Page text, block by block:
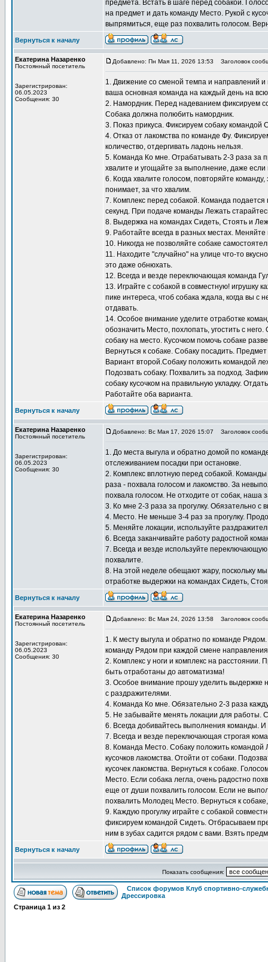
предмета. Встать в шаге перед собакой.
на предмет и дать команду Место. Рукой с
выпрямиться, еще раз похвалить голосом.
Вернуться к началу
Екатерина Назаренко
Постоянный посетитель
Зарегистрирован:
06.05.2023
Сообщения: 30
Добавлено: Пн Мая 11, 2026 13:53 Заголовок
1. Движение со сменой темпа и направлений
ваша основная команда на каждый день на
2. Намордник. Перед надеванием фиксируем
Собака должна полюбить намордник.
3. Показ прикуса. Фиксируем собаку
4. Отказ от лакомства по команде Фу.
количество, отдергивать ладонь нельзя.
5. Команда Ко мне. Отрабатывать 2-3 раза за
хвалите и угощайте за выполнение, даже
6. Когда хвалите голосом, повторяйте
понимает, за что хвалим.
7. Комплекс перед собакой. Команда
секунд. При подаче команды Лежать
8. Выдержка на командах Сидеть, Стоять и
9. Работайте всегда в разных местах. Меняйте
10. Никогда не позволяйте собаке
11. Находите "случайно" на улице что-то
это даже обнюхать.
12. Всегда и везде переключающая команда
13. Играйте с собакой в совместную! игрушку
пике интереса, чтоб собака ждала, когда вы с
отдавать.
14. Особое внимание уделите отработке
обозначить Место, похлопать, угостить с
собаку на место. Кусочком помочь собаке
Вернуться к собаке. Собаку посадить.
Вариант второй.Собаку положить командой
Подозвать собаку. Похвалить за подход.
собаку кусочком на правильную укладку.
Работайте оба варианта.
Вернуться к началу
Екатерина Назаренко
Постоянный посетитель
Зарегистрирован:
06.05.2023
Сообщения: 30
Добавлено: Вс Мая 17, 2026 15:07 Заголовок
1. До места выгула и обратно домой по
отслеживанием посадки при остановке.
2. Комплекс вплотную перед собакой.
раза - похвала голосом и лакомство. За
похвала голосом. Не отходите от собак, наша
3. Ко мне 2-3 раза за прогулку. Обязательно с
4. Место. Не меньше 3-4 раз за прогулку.
5. Меняйте локации, используйте
6. Всегда заканчивайте работу радостной
7. Всегда и везде используйте
похвалите.
8. На этой неделе обещают жару, поскольку
отработке выдержки на командах Сидеть,
Вернуться к началу
Екатерина Назаренко
Постоянный посетитель
Зарегистрирован:
06.05.2023
Сообщения: 30
Добавлено: Вс Мая 24, 2026 13:58 Заголовок
1. К месту выгула и обратно по команде
команду Рядом при каждой смене
2. Комплекс у ноги и комплекс на
быть отработаны до автоматизма!
3. Особое внимание прошу уделить выдержке
с раздражителями.
4. Команда Ко мне. Обязательно 2-3 раза
5. Не забывайте менять локации для работы.
6. Всегда добивайтесь выполнения команды.
7. Всегда и везде переключающая строгая
8. Команда Место. Собаку положить
кусочков лакомства. Отойти от собаки.
кусочек лакомства. Вернуться к собаке.
Место. Если собака легла, очень радостно
еще от души похвалить голосом. Если не
похвалить Молодец Место. Вернуться к
9. Каждую прогулку играйте с собакой
фиксируем командой Сидеть. Отбрасываем
ним в зубах садится рядом с вами. Взять
Вернуться к началу
Показать сообщения:
Список форумов Клуб спортивно-
Дрессировка
Страница 1 из 2